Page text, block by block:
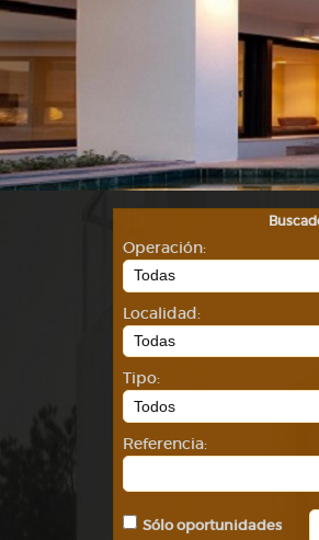
Operación:
Localidad:
Tipo:
Referencia:
Sólo oportunidades